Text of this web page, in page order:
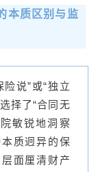
本质区别与监
说”或“独立
择了“合同无
敏锐地洞察
质迥异的保
面厘清财产